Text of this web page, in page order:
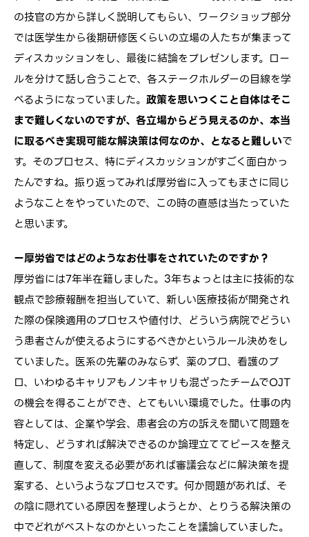
の技官の方から詳しく説明してもらい、ワークショップ部分
では医学生から後期研修医くらいの立場の人たちが集まって
ディスカッションをし、最後に結論をプレゼンします。ロー
ルを分けて話し合うことで、各ステークホルダーの目線を学
べるようになっていました。 政策を思いつくこと自体はそこ
まで難しくないのですが、各立場からどう見えるのか、本当
に取るべき実現可能な解決策は何なのか、となると難しいで
す。そのプロセス、特にディスカッションがすごく面白かっ
たんですね。振り返ってみれば厚労省に入ってもまさに同じ
ようなことをやっていたので、この時の直感は当たっていた
と思います。
ー厚労省ではどのようなお仕事をされていたのですか？
厚労省には7年半在籍しました。3年ちょっとは主に技術的な
観点で診療報酬を担当していて、新しい医療技術が開発され
た際の保険適用のプロセスや値付け、どういう病院でどうい
う患者さんが使えるようにするべきかというルール決めをし
ていました。医系の先輩のみならず、薬のプロ、看護のプ
ロ、いわゆるキャリアもノンキャリも混ざったチームでOJT
の機会を得ることができ、とてもいい環境でした。仕事の内
容としては、企業や学会、患者会の方の訴えを聞いて問題を
特定し、どうすれば解決できるのか論理立ててピースを整え
直して、制度を変える必要があれば審議会などに解決策を提
案する、というようなプロセスです。何か問題があれば、そ
の陰に隠れている原因を整理しようとか、とりうる解決策の
中でどれがベストなのかといったことを議論していました。